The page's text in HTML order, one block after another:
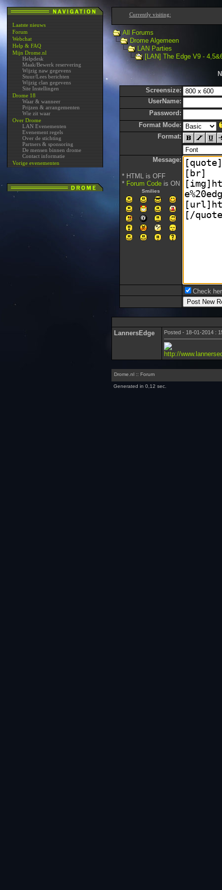
Laatste nieuws
Forum
Webchat
Help & FAQ
Mijn Drome.nl
Helpdesk
Maak/Bewerk reservering
Wijzig naw gegevens
Stuur/Lees berichten
Wijzig clan gegevens
Site Instellingen
Drome 18
Waar & wanneer
Prijzen & arrangementen
Wie zit waar
Over Drome
LAN Evenementen
Evenement regels
Over de stichting
Partners & sponsoring
De mensen binnen drome
Contact informatie
Vorige evenementen
Currently visiting:
All Forums
Drome Algemeen
LAN Parties
[LAN] The Edge V9 -
Screensize:
UserName:
Password:
Format Mode:
Format:
Message:
* HTML is OFF
* Forum Code is ON
Smilies
Check
LannersEdge Posted - 18-01-2014 :
http://
Drome.nl :: Forum
Generated in 0,12 sec.